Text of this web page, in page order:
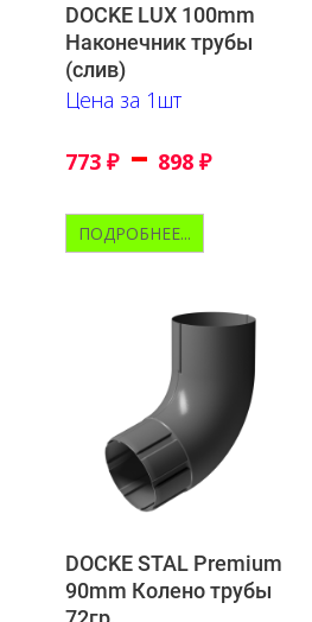
DOCKE LUX 100mm
Наконечник трубы
(слив)
Цена за 1шт
773 ₽ – 898 ₽
ПОДРОБНЕЕ...
DOCKE STAL Premium
90mm Колено трубы